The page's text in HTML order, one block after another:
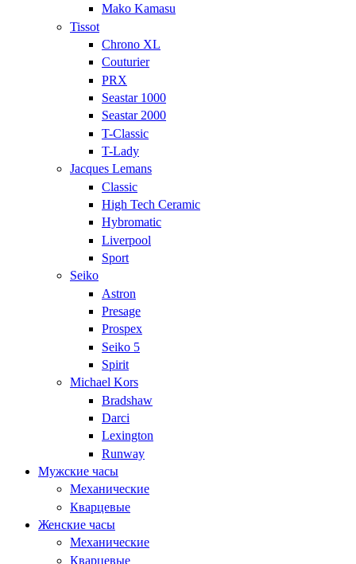
Mako Kamasu
Tissot
Chrono XL
Couturier
PRX
Seastar 1000
Seastar 2000
T-Classic
T-Lady
Jacques Lemans
Classic
High Tech Ceramic
Hybromatic
Liverpool
Sport
Seiko
Astron
Presage
Prospex
Seiko 5
Spirit
Michael Kors
Bradshaw
Darci
Lexington
Runway
Мужские часы
Механические
Кварцевые
Женские часы
Механические
Кварцевые